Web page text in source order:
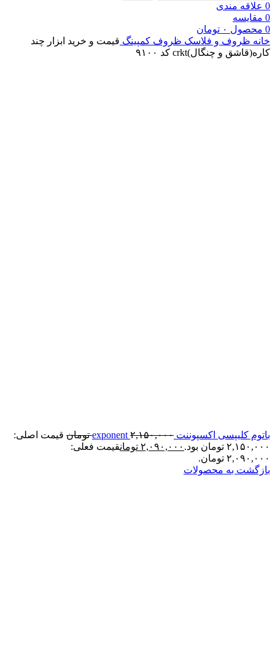
0 علاقه مندی
0 مقایسه
0 محصول ۰ تومان
خانه ظروف و فلاسک ظروف کمپینگ قیمت و خرید ابزار چند
کاره(قاشق و چنگال)crkt کد ۹۱۰۰
باتوم کلیپسی اکسپوننت exponent ۲,۱۵۰,۰۰۰ تومان قیمت اصلی:
۲,۱۵۰,۰۰۰ تومان بود.
۲,۰۹۰,۰۰۰ تومانقیمت فعلی:
۲,۰۹۰,۰۰۰ تومان.
بازگشت به محصولات